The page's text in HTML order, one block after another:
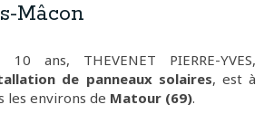
Mâcon
ans, THEVENET PIERRE-YVES,
de panneaux solaires, est à
les environs de Matour (69).